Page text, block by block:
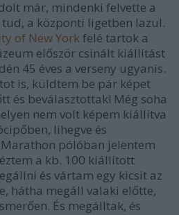
már, mindenki felvette a
a központi ligetben lazul.
of New Yorkfelé tartok a
először csinált kiállítást
45 éves a verseny ugyanis.
is, küldtem be pár képet
és beválasztottak! Még soha
nem volt képem kiállítva
lihegve és
Marathon pólóban jelentem
a kb. 100 kiállított
és vártam egy kicsit az
hátha megáll valaki előtte,
És megálltak, és